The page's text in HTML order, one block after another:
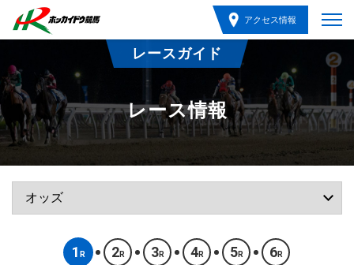
アクセス情報
レースガイド
レース情報
1 R 2R 3R 4R 5R 6R